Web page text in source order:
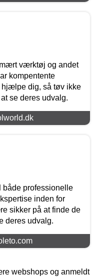
værktøj og andet
kompentente
hjælpe dig, så tøv ikke
se deres udvalg.
professionelle
inden for
sikker på at finde de
deres udvalg.
webshops og anmeldt